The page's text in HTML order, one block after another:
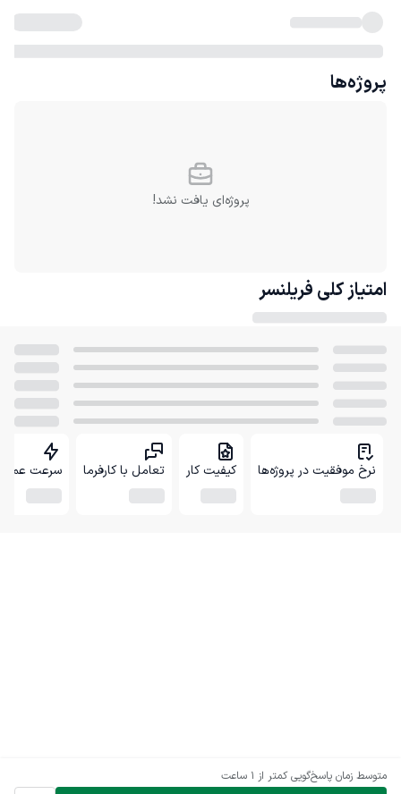
متوسط زمان پاسخ‌گویی کمتر از 1 ساعت
پروژه‌ها
پروژه‌ای یافت نشد!
امتیاز کلی فریلنسر
نرخ موفقیت در پروژه‌ها کیفیت کار تعامل با کارفرما سرعت عمل